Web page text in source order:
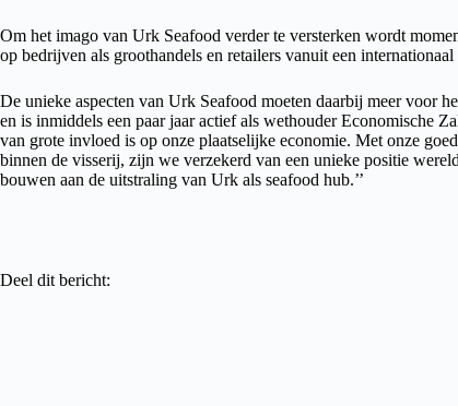
Om het imago van Urk Seafood verder te versterken wordt
op bedrijven als groothandels en retailers vanuit een internationaal
De unieke aspecten van Urk Seafood moeten daarbij meer voor
en is inmiddels een paar jaar actief als wethouder Economische
van grote invloed is op onze plaatselijke economie. Met onze
binnen de visserij, zijn we verzekerd van een unieke positie
bouwen aan de uitstraling van Urk als seafood hub.’’
Deel dit bericht: